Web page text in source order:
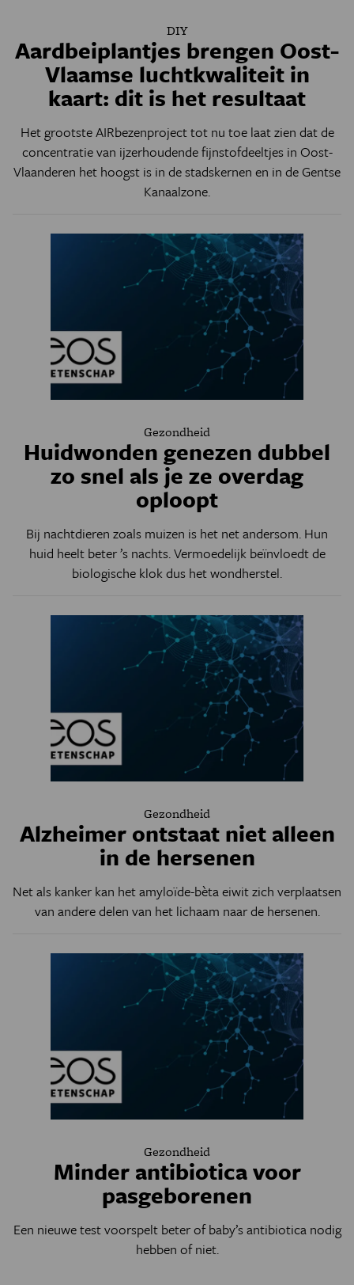
DIY
Aardbeiplantjes brengen Oost-
Vlaamse luchtkwaliteit in
kaart: dit is het resultaat
Het grootste AIRbezenproject tot nu toe laat zien dat de
concentratie van ijzerhoudende fijnstofdeeltjes in Oost-
Vlaanderen het hoogst is in de stadskernen en in de Gentse
Kanaalzone.
Gezondheid
Huidwonden genezen dubbel
zo snel als je ze overdag
oploopt
Bij nachtdieren zoals muizen is het net andersom. Hun
huid heelt beter ’s nachts. Vermoedelijk beïnvloedt de
biologische klok dus het wondherstel.
Gezondheid
Alzheimer ontstaat niet alleen
in de hersenen
Net als kanker kan het amyloïde-bèta eiwit zich verplaatsen
van andere delen van het lichaam naar de hersenen.
Gezondheid
Minder antibiotica voor
pasgeborenen
Een nieuwe test voorspelt beter of baby’s antibiotica nodig
hebben of niet.